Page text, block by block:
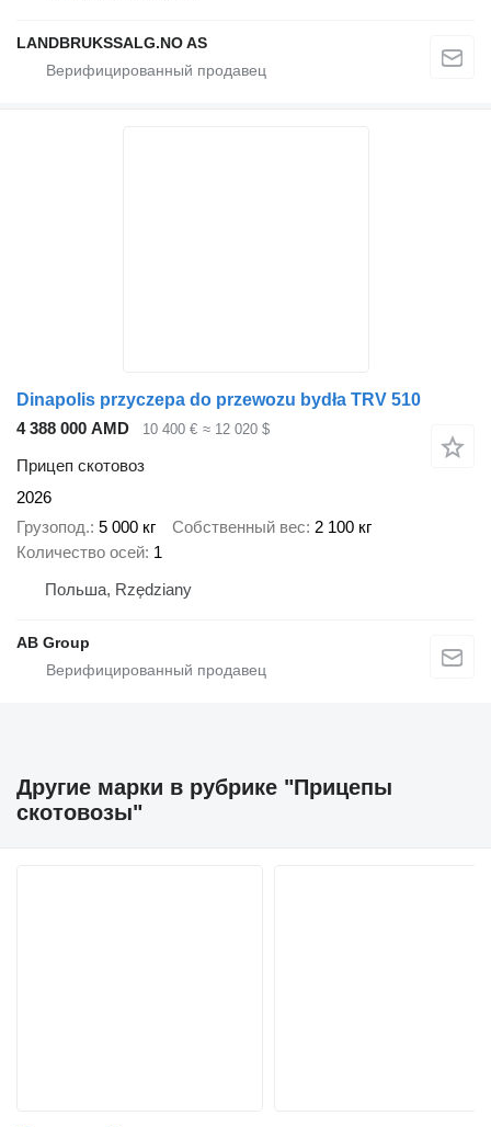
LANDBRUKSSALG.NO AS
Dinapolis przyczepa do przewozu bydła TRV 510
4 388 000 AMD
10 400 € ≈ 12 020 $
Прицеп скотовоз
2026
Грузопод. 5 000 кг Собственный вес 2 100 кг
Количество осей 1
Польша, Rzędziany
AB Group
Другие марки в рубрике "Прицепы
скотовозы"